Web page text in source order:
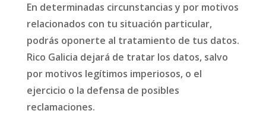
En determinadas circunstancias y por motivos
relacionados con tu situación particular,
podrás oponerte al tratamiento de tus datos.
Rico Galicia dejará de tratar los datos, salvo
por motivos legítimos imperiosos, o el
ejercicio o la defensa de posibles
reclamaciones.